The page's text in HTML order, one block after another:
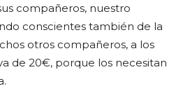
compañeros, nuestro
conscientes también de la
otros compañeros, a los
de 20€, porque los necesitan